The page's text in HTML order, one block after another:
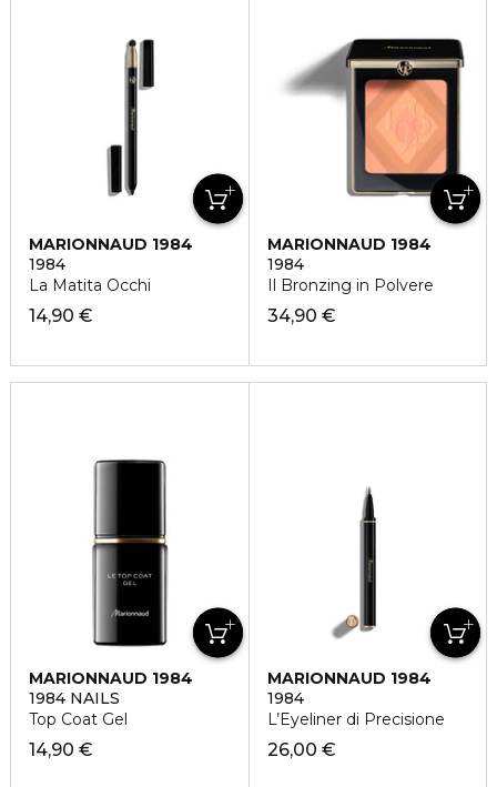
MARIONNAUD 1984
1984
La Matita Occhi
14,90 €
MARIONNAUD 1984
1984
Il Bronzing in Polvere
34,90 €
MARIONNAUD 1984
1984 NAILS
Top Coat Gel
14,90 €
MARIONNAUD 1984
1984
L’Eyeliner di Precisione
26,00 €